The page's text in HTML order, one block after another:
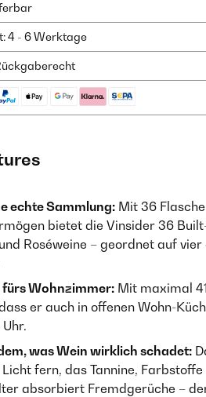
4 - 6 Werktage
echte Sammlung: Mit 36
bietet die Vinsider 36
Roséweine – geordnet auf
fürs Wohnzimmer: Mit maximal
er auch in offenen Wohn-
was Wein wirklich schadet:
fern, das Tannine,
absorbiert Fremdgerüche –